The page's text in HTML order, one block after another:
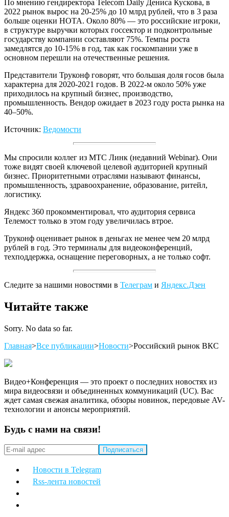
По мнению гендиректора Telecom Daily Дениса Кускова, в
2022 рынок вырос на 20-25% до 10 млрд рублей, что в 3 раза
больше оценки НОТА. Около 80% — это российские игроки,
в структуре выручки которых госсектор и подконтрольные
государству компании составляют 75%. Темпы роста
замедлятся до 10-15% в год, так как госкомпании уже в
основном перешли на отечественные решения.
Представители Труконф говорят, что большая доля госов была
характерна для 2020-2021 годов. В 2022-м около 50% уже
приходилось на крупный бизнес, производство,
промышленность. Вендор ожидает в 2023 году роста рынка на
40–50%.
Источник: Ведомости
Мы спросили коллег из МТС Линк (недавний Webinar). Они
тоже видят своей ключевой целевой аудиторией крупный
бизнес. Приоритетными отраслями называют финансы,
промышленность, здравоохранение, образование, ритейл,
логистику.
Яндекс 360 прокомментировал, что аудитория сервиса
Телемост только в этом году увеличилась втрое.
Труконф оценивает рынок в деньгах не менее чем 20 млрд
рублей в год. Это терминалы для видеоконференций,
техподдержка, оснащение переговорных, а не только софт.
Следите за нашими новостями в Телеграм и Яндекс.Дзен
Читайте также
Sorry. No data so far.
Главная>Все публикации>Новости>Российский рынок ВКС
Видео+Конференция — это проект о последних новостях из
мира видеосвязи и объединенных коммуникаций (UC). Вас
ждет самая свежая аналитика, обзоры новинок, передовые AV-
технологии и анонсы мероприятий.
Будь с нами на связи!
Новости в Telegram
Rss-лента новостей